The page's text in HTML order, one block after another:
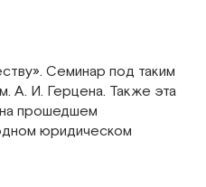
Семинар под таким
А. И. Герцена. Также эта
прошедшем
юридическом